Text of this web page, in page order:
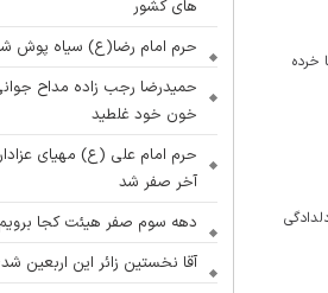
خرده
های کشور
حرم امام رضا(ع) سیاه پوش
حمیدرضا رجب زاده مداح
خون خود غلطید
حرم امام علی (ع) مهیای
آخر صفر شد
دهه سوم صفر هیئت کجا
آقا نخستین زائر این اربعین